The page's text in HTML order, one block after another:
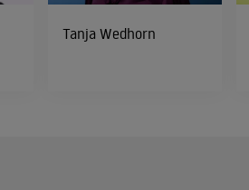
Tanja Wedhorn